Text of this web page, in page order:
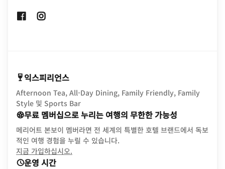
Opens In New Window
익스피리언스
Afternoon Tea, All-Day Dining, Family Friendly, Family
Style 및 Sports Bar
무료 멤버십으로 누리는 여행의 무한한 가능성
메리어트 본보이 멤버라면 전 세계의 특별한 호텔 브랜드에서 독보
적인 여행 경험을 누릴 수 있습니다.
지금 가입하십시오.
운영 시간